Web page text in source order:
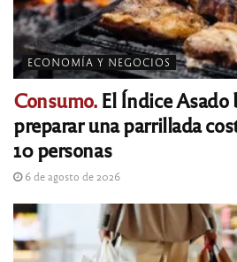
ECONOMÍA Y NEGOCIOS
Consumo.El Índice Asado
preparar una parrillada
10 personas
6 de agosto de 2026